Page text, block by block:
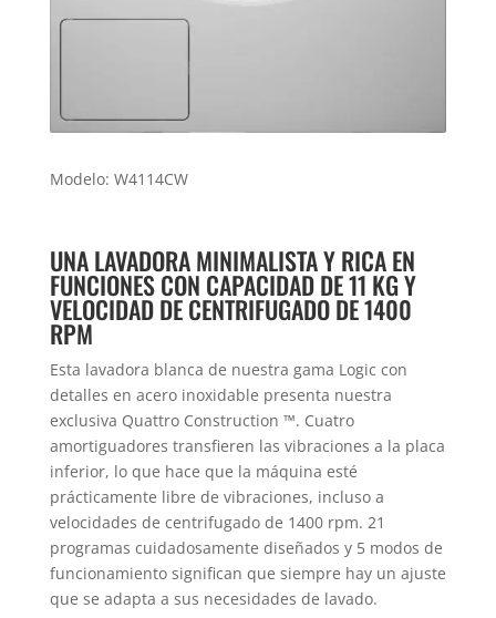
Modelo: W4114CW
UNA LAVADORA MINIMALISTA Y RICA EN
FUNCIONES CON CAPACIDAD DE 11 KG Y
VELOCIDAD DE CENTRIFUGADO DE 1400
RPM
Esta lavadora blanca de nuestra gama Logic con
detalles en acero inoxidable presenta nuestra
exclusiva Quattro Construction ™. Cuatro
amortiguadores transfieren las vibraciones a la placa
inferior, lo que hace que la máquina esté
prácticamente libre de vibraciones, incluso a
velocidades de centrifugado de 1400 rpm. 21
programas cuidadosamente diseñados y 5 modos de
funcionamiento significan que siempre hay un ajuste
que se adapta a sus necesidades de lavado.